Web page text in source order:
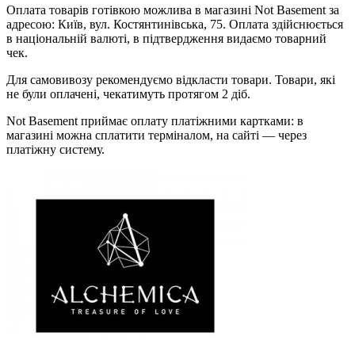
Оплата товарів готівкою можлива в магазині Not Basement за
адресою: Київ, вул. Костянтинівська, 75. Оплата здійснюється
в національній валюті, в підтвердження видаємо товарний
чек.
Для самовивозу рекомендуємо відкласти товари. Товари, які
не були оплачені, чекатимуть протягом 2 діб.
Not Basement приймає оплату платіжними картками: в
магазині можна сплатити терміналом, на сайті — через
платіжну систему.